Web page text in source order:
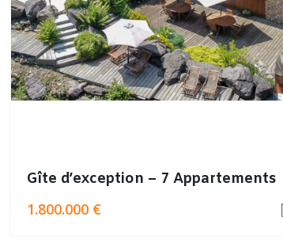
Gîte d’exception – 7 Appartements
1.800.000 €